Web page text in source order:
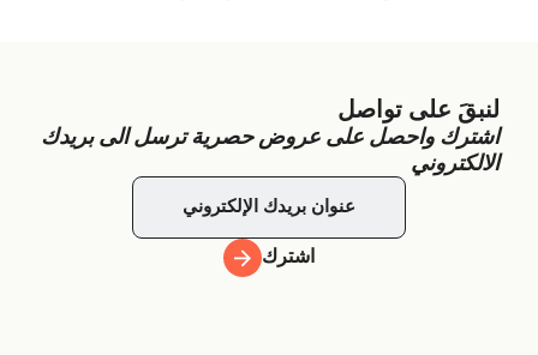
لنبقَ على تواصل
اشترك واحصل على عروض حصرية ترسل الى بريدك
الالكتروني
اشترك